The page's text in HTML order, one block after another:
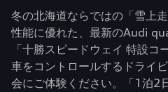
冬の北海道ならではの「雪上
性能に優れた、最新のAudi
「十勝スピードウェイ 特設コ
車をコントロールするドライ
会にご体験ください。「1泊2